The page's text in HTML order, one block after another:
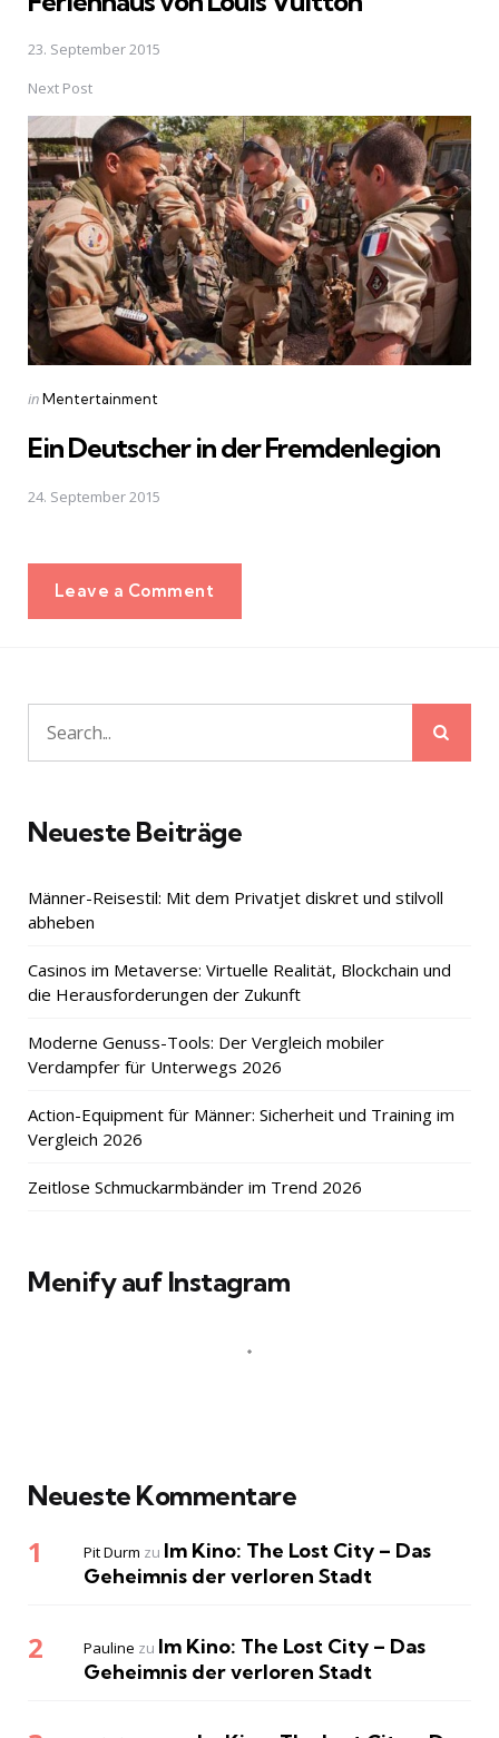
23. September 2015
Next Post
Posted
inMentertainment
Ein Deutscher in der Fremdenlegion
24. September 2015
Leave a Comment
Search
for:
Neueste Beiträge
Männer-Reisestil: Mit dem Privatjet diskret und stilvoll
abheben
Casinos im Metaverse: Virtuelle Realität, Blockchain und
die Herausforderungen der Zukunft
Moderne Genuss-Tools: Der Vergleich mobiler
Verdampfer für Unterwegs 2026
Action-Equipment für Männer: Sicherheit und Training im
Vergleich 2026
Zeitlose Schmuckarmbänder im Trend 2026
Menify auf Instagram
Neueste Kommentare
Pit Durm zu Im Kino: The Lost City – Das
Geheimnis der verloren Stadt
Pauline zu Im Kino: The Lost City – Das
Geheimnis der verloren Stadt